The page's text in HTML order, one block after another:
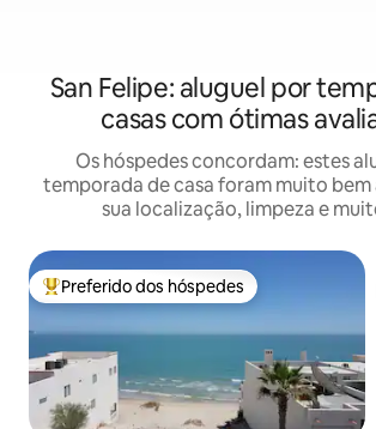
San Felipe: aluguel por
casas com ótimas
Os hóspedes concordam: estes
temporada de casa foram muito
sua localização, limpeza e
Entre os melhores preferidos dos hóspedes
Preferido dos hóspedes